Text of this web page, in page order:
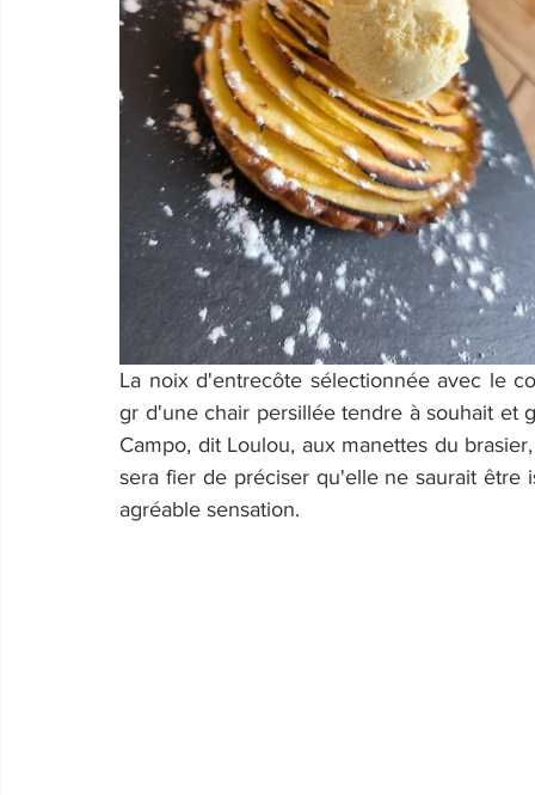
La noix d'entrecôte sélectionnée avec le
gr d'une chair persillée tendre à souhait et
Campo, dit Loulou, aux manettes du
sera fier de préciser qu'elle ne saurait être
agréable sensation.